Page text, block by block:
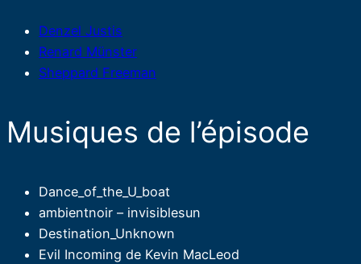
Denzel Justis
Renard Münster
Sheppard Freeman
Musiques de l’épisode
Dance_of_the_U_boat
ambientnoir – invisiblesun
Destination_Unknown
Evil Incoming de Kevin MacLeod